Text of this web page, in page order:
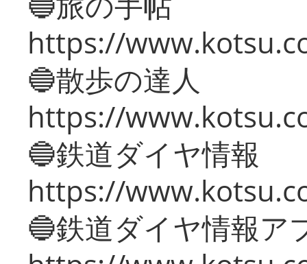
https://
🔵散歩の達人
https://
🔵鉄道ダイヤ情報
https://
🔵鉄道ダイヤ情報ア